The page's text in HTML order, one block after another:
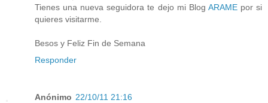
Tienes una nueva seguidora te dejo mi Blog ARAMEpor si
quieres visitarme.
Besos y Feliz Fin de Semana
Responder
Anónimo 22/10/11 21:16